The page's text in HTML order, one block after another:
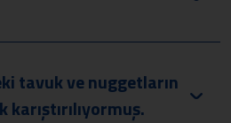
tavuk ve nuggetların